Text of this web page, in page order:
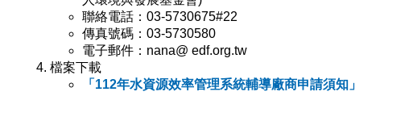
聯絡電話：03-5730675#22
傳真號碼：03-5730580
電子郵件：nana@ edf.org.tw
檔案下載
「112年水資源效率管理系統輔導廠商申請須知」